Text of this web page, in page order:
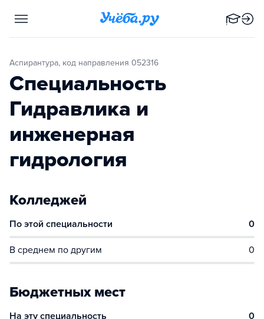
Аспирантура, код направления 052316
Специальность
Гидравлика и
инженерная
гидрология
Колледжей
По этой специальности 0
В среднем по другим 0
Бюджетных мест
На эту специальность 0